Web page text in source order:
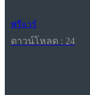
ฟรีแวร์
ดาวน์โหลด : 24